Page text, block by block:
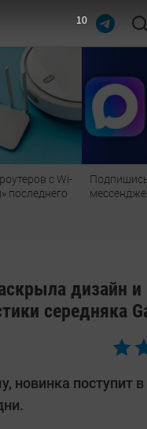
с Wi-
последнего
дизайн и
середняка
новинка поступит
9